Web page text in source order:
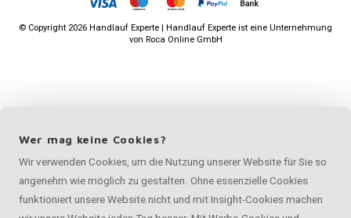
© Copyright 2026 Handlauf Experte | Handlauf Experte ist eine Unternehmung
von Roca Online GmbH
Wer mag keine Cookies?
Wir verwenden Cookies, um die Nutzung unserer Website für Sie so
angenehm wie möglich zu gestalten. Ohne essenzielle Cookies
funktioniert unsere Website nicht und mit Insight-Cookies machen